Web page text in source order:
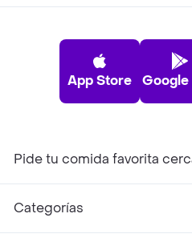
App Store Google
Pide tu comida favorita
Categorías